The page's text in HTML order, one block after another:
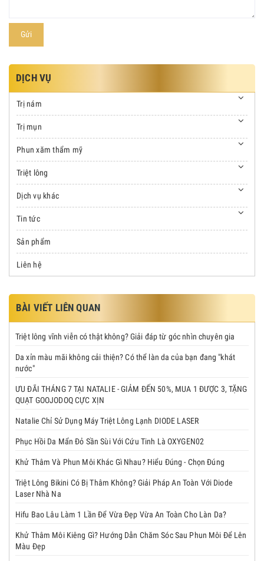
Gửi
DỊCH VỤ
Trị nám
Trị mụn
Phun xăm thẩm mỹ
Triệt lông
Dịch vụ khác
Tin tức
Sản phẩm
Liên hệ
BÀI VIẾT LIÊN QUAN
Triệt lông vĩnh viễn có thật không? Giải đáp từ góc nhìn chuyên gia
Da xỉn màu mãi không cải thiện? Có thể làn da của bạn đang "khát
nước"
ƯU ĐÃI THÁNG 7 TẠI NATALIE - GIẢM ĐẾN 50%, MUA 1 ĐƯỢC 3, TẶNG
QUẠT GOOJODOQ CỰC XỊN
Natalie Chỉ Sử Dụng Máy Triệt Lông Lạnh DIODE LASER
Phục Hồi Da Mẩn Đỏ Sần Sùi Với Cứu Tinh Là OXYGEN02
Khử Thâm Và Phun Môi Khác Gì Nhau? Hiểu Đúng - Chọn Đúng
Triệt Lông Bikini Có Bị Thâm Không? Giải Pháp An Toàn Với Diode
Laser Nhà Na
Hifu Bao Lâu Làm 1 Lần Để Vừa Đẹp Vừa An Toàn Cho Làn Da?
Khử Thâm Môi Kiêng Gì? Hướng Dẫn Chăm Sóc Sau Phun Môi Để Lên
Màu Đẹp